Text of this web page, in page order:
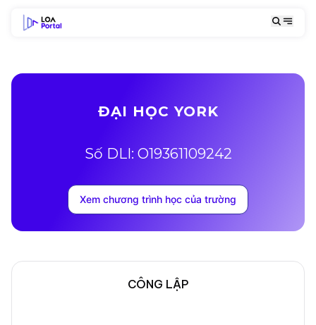
ĐẠI HỌC YORK
Số DLI: O19361109242
Xem chương trình học của trường
CÔNG LẬP